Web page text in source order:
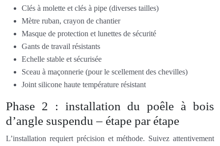
Clés à molette et clés à pipe (diverses tailles)
Mètre ruban, crayon de chantier
Masque de protection et lunettes de sécurité
Gants de travail résistants
Echelle stable et sécurisée
Sceau à maçonnerie (pour le scellement des chevilles)
Joint silicone haute température résistant
Phase 2 : installation du poêle à bois
d’angle suspendu – étape par étape
L’installation requiert précision et méthode. Suivez attentivement